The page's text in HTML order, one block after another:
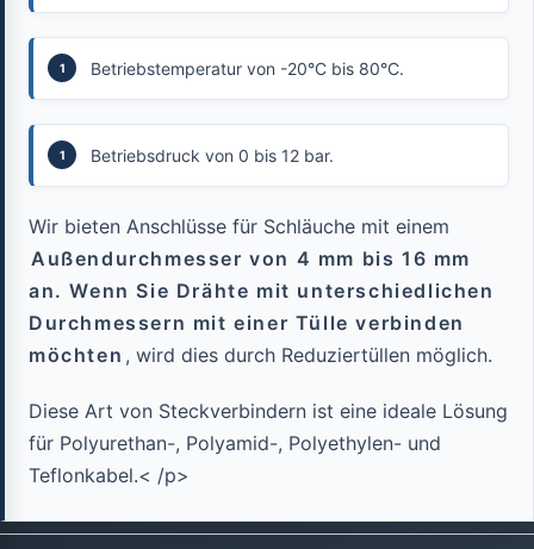
Betriebstemperatur von -20°C bis 80°C.
Betriebsdruck von 0 bis 12 bar.
Wir bieten Anschlüsse für Schläuche mit einem
Außendurchmesser von 4 mm bis 16 mm
an. Wenn Sie Drähte mit unterschiedlichen
Durchmessern mit einer Tülle verbinden
möchten , wird dies durch Reduziertüllen möglich.
Diese Art von Steckverbindern ist eine ideale Lösung
für Polyurethan-, Polyamid-, Polyethylen- und
Teflonkabel.< /p>